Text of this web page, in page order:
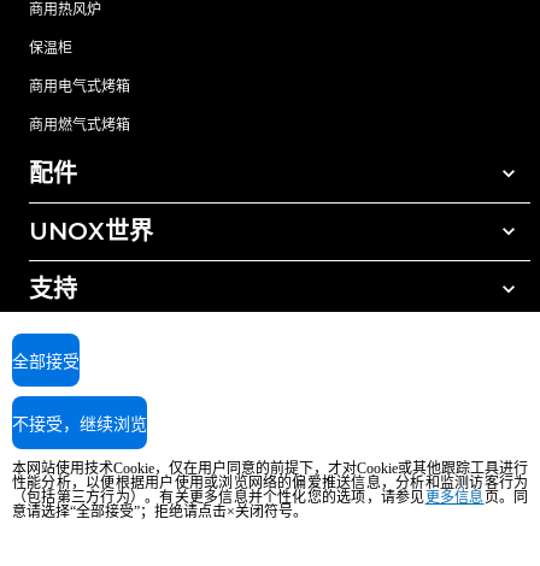
商用热风炉
保温柜
商用电气式烤箱
商用燃气式烤箱
配件
所有配件
手动清洗清洁剂
树脂过滤水处理
反渗透水处理
UNOX世界
我们在全球的办事处
支持
UNOX质保
查找经销商
查找服务中心
版权所有2026 UNOX SpA保留所有权利。Reg.Imp.Padova n°04230750285 -
REA Padova 372835 - Cap.Soc.5.000.000€iv - 增值税/税号04230750285 - IT
WEEE Reg. No. IT08020000000377
AI Content Disclaimer
本网站使用技术Cookie，仅在用户同意的前提下，才对Cookie或其他跟踪工具进行
性能分析，以便根据用户使用或浏览网络的偏爱推送信息，分析和监测访客行为
（包括第三方行为）。有关更多信息并个性化您的选项，请参见更多信息 页。同
意请选择“全部接受”；拒绝请点击×关闭符号。
全部接受
不接受，继续浏览